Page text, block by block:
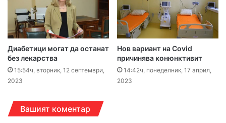
Диабетици могат да останат
без лекарства
15:54ч, вторник, 12 септември,
2023
Нов вариант на Covid
причинява конюнктивит
14:42ч, понеделник, 17 април,
2023
Вашият коментар